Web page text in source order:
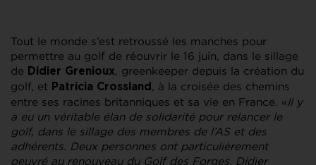
Tout le monde s’est retroussé les manches pour
permettre au golf de réouvrir le 16 juin, dans le sillage
de Didier Grenioux, greenkeeper depuis la création du
golf, et Patricia Crossland , à la croisée des chemins
entre ses racines britanniques et sa vie en France. «Il y
a eu un véritable élan de solidarité pour relancer le
golf, dans le sillage des membres de l’AS et des
adhérents. Deux personnes ont particulièrement
oeuvré au renouveau du Golf des Forges. Didier